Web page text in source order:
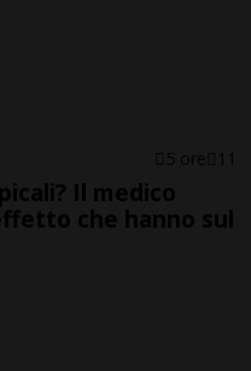
5 ore 11
Il medico
che hanno sul